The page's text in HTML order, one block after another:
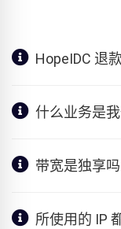
HopeIDC 退
什么业务是我
带宽是独享
所使用的 IP